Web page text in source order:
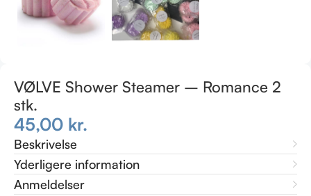
VØLVE Shower Steamer – Romance 2
stk.
45,00 kr.
Beskrivelse
Yderligere information
Anmeldelser